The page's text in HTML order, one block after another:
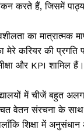
करते हैं, जिसमें
का
मेरे करियर की
और KPI शामिल
में चीजें बहुत
वेतन संरचना के साथ
शिक्षा में